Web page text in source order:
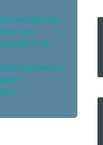
une
et
financière/se